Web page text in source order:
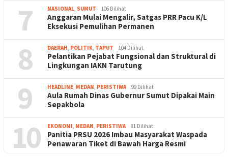
7 NASIONAL, SUMUT 106 Dilihat
Anggaran Mulai Mengalir, Satgas PRR Pacu K/L
Eksekusi Pemulihan Permanen
8 DAERAH, POLITIK, TAPUT 104 Dilihat
Pelantikan Pejabat Fungsional dan Struktural di
Lingkungan IAKN Tarutung
9 HEADLINE, MEDAN, PERISTIWA 99 Dilihat
Aula Rumah Dinas Gubernur Sumut Dipakai Main
Sepakbola
10 EKONOMI, MEDAN, PERISTIWA 81 Dilihat
Panitia PRSU 2026 Imbau Masyarakat Waspada
Penawaran Tiket di Bawah Harga Resmi